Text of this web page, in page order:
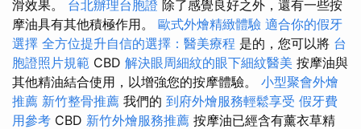
滑效果。 台北辦理台胞證 除了感覺良好之外，還有一些按
摩油具有其他積極作用。 歐式外燴精緻體驗 適合你的假牙
選擇 全方位提升自信的選擇：醫美療程 是的，您可以將 台
胞證照片規範 CBD 解決眼周細紋的眼下細紋醫美 按摩油與
其他精油結合使用，以增強您的按摩體驗。 小型聚會外燴
推薦 新竹整骨推薦 我們的 到府外燴服務輕鬆享受 假牙費
用參考 CBD 新竹外燴服務推薦 按摩油已經含有薰衣草精